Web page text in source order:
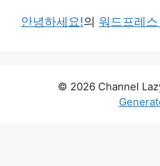
안녕하세요!의 워드프레
© 2026 Channel